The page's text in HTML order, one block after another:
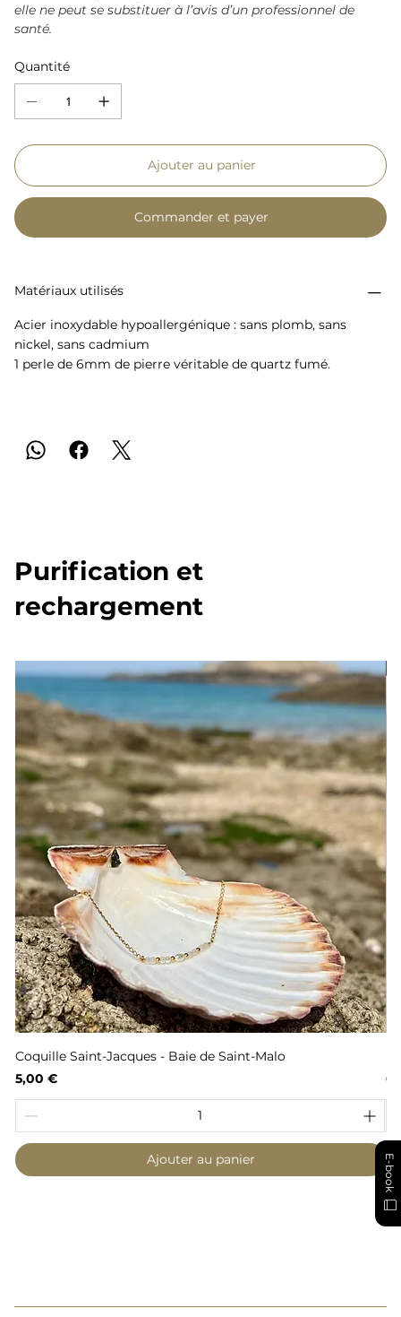
elle ne peut se substituer à l’avis d’un professionnel de
santé.
Quantité
Ajouter au panier
Commander et payer
Matériaux utilisés
Acier inoxydable hypoallergénique : sans plomb, sans
nickel, sans cadmium
1 perle de 6mm de pierre véritable de quartz fumé.
Purification et
rechargement
Coquille Saint-Jacques - Baie de Saint-Malo
Prix
5,00 €
Ajouter au panier E-book